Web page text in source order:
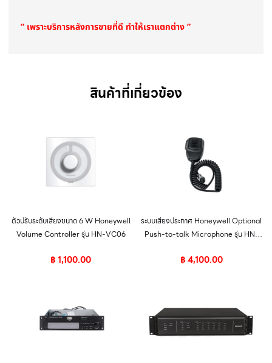
” เพราะบริการหลังการขายที่ดี ทำให้เราแตกต่าง ”
สินค้าที่เกี่ยวข้อง
ตัวปรับระดับเสียงขนาด 6 W Honeywell
Volume Controller รุ่น HN-VC06
฿1,100.00
ระบบเสียงประกาศ Honeywell Optional
Push-to-talk Microphone รุ่น HN-
฿4,100.00